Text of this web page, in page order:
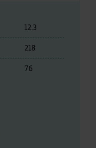
12.3
218
76